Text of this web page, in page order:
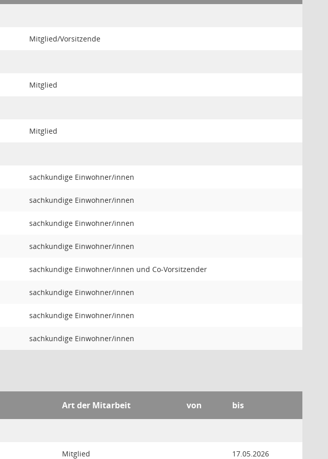
Mitglied/Vorsitzende
Mitglied
Mitglied
sachkundige Einwohner/innen
sachkundige Einwohner/innen
sachkundige Einwohner/innen
sachkundige Einwohner/innen
sachkundige Einwohner/innen und Co-Vorsitzender
sachkundige Einwohner/innen
sachkundige Einwohner/innen
sachkundige Einwohner/innen
Art der Mitarbeit von bis
Mitglied 17.05.2026